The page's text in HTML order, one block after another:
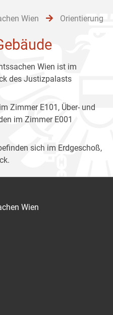
Wien Orientierung
Wien ist im
des Justizpalasts
Zimmer E101, Über- und
im Zimmer E001
sich im Erdgeschoß,
Wien